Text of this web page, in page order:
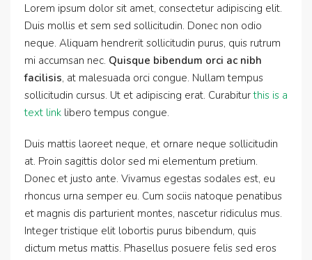
Lorem ipsum dolor sit amet, consectetur adipiscing elit.
Duis mollis et sem sed sollicitudin. Donec non odio
neque. Aliquam hendrerit sollicitudin purus, quis rutrum
mi accumsan nec. Quisque bibendum orci ac nibh
facilisis, at malesuada orci congue. Nullam tempus
sollicitudin cursus. Ut et adipiscing erat. Curabiturthis is a
text link libero tempus congue.
Duis mattis laoreet neque, et ornare neque sollicitudin
at. Proin sagittis dolor sed mi elementum pretium.
Donec et justo ante. Vivamus egestas sodales est, eu
rhoncus urna semper eu. Cum sociis natoque penatibus
et magnis dis parturient montes, nascetur ridiculus mus.
Integer tristique elit lobortis purus bibendum, quis
dictum metus mattis. Phasellus posuere felis sed eros